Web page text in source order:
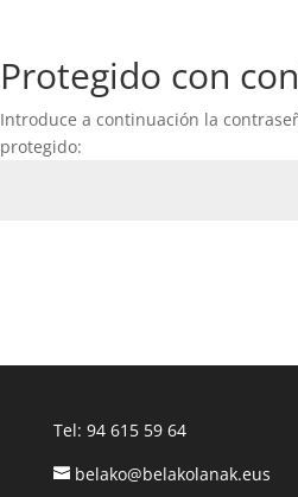
Protegido con
Introduce a continuación la
protegido:
Tel: 94 615 59 64
belako@belakolanak.eus